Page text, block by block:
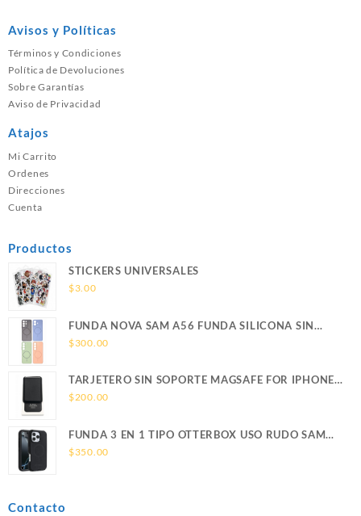
Avisos y Políticas
Términos y Condiciones
Política de Devoluciones
Sobre Garantías
Aviso de Privacidad
Atajos
Mi Carrito
Ordenes
Direcciones
Cuenta
Productos
STICKERS UNIVERSALES
$3.00
FUNDA NOVA SAM A56 FUNDA SILICONA SIN
SOPORTE MAGNETICO SAMSUNG
$300.00
TARJETERO SIN SOPORTE MAGSAFE FOR IPHONE
LEATHER WALLET MAGSAFE
$200.00
FUNDA 3 EN 1 TIPO OTTERBOX USO RUDO SAM
S26 ULTRA SAMSUNG S26 ULTRA
$350.00
Contacto